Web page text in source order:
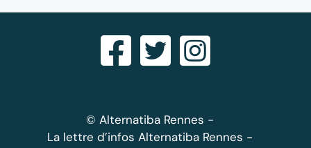
© Alternatiba Rennes
La lettre d’infos Alternatiba Rennes